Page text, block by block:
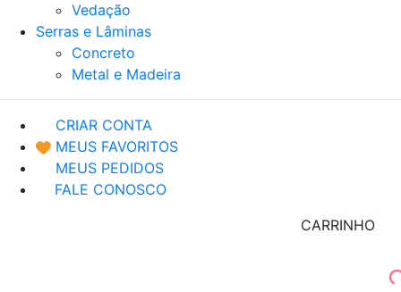
Vedação
Serras e Lâminas
Concreto
Metal e Madeira
CRIAR CONTA
MEUS FAVORITOS
MEUS PEDIDOS
FALE CONOSCO
CARRINHO